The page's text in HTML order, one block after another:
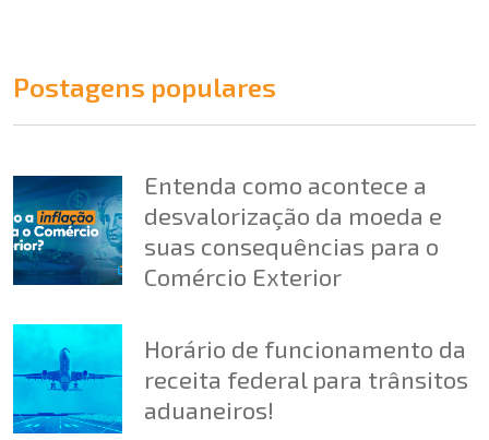
Postagens populares
Entenda como acontece a
desvalorização da moeda e
suas consequências para o
Comércio Exterior
Horário de funcionamento da
receita federal para trânsitos
aduaneiros!